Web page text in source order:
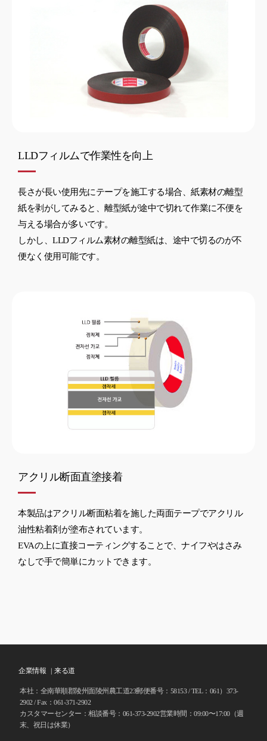
LLDフィルムで作業性を向上
長さが長い使用先にテープを施工する場合、紙素材の離型
紙を剥がしてみると、離型紙が途中で切れて作業に不便を
与える場合が多いです。
しかし、LLDフィルム素材の離型紙は、途中で切るのが不
便なく使用可能です。
アクリル断面直塗接着
本製品はアクリル断面粘着を施した両面テープでアクリル
油性粘着剤が塗布されています。
EVAの上に直接コーティングすることで、ナイフやはさみ
なしで手で簡単にカットできます。
企業情報 | 来る道
本社：全南華順郡陵州面陵州農工道23郵便番号：58153 / TEL：061）373-
2902 / Fax：061-371-2902
カスタマーセンター：相談番号：061-373-2902営業時間：09:00〜17:00（週
末、祝日は休業）